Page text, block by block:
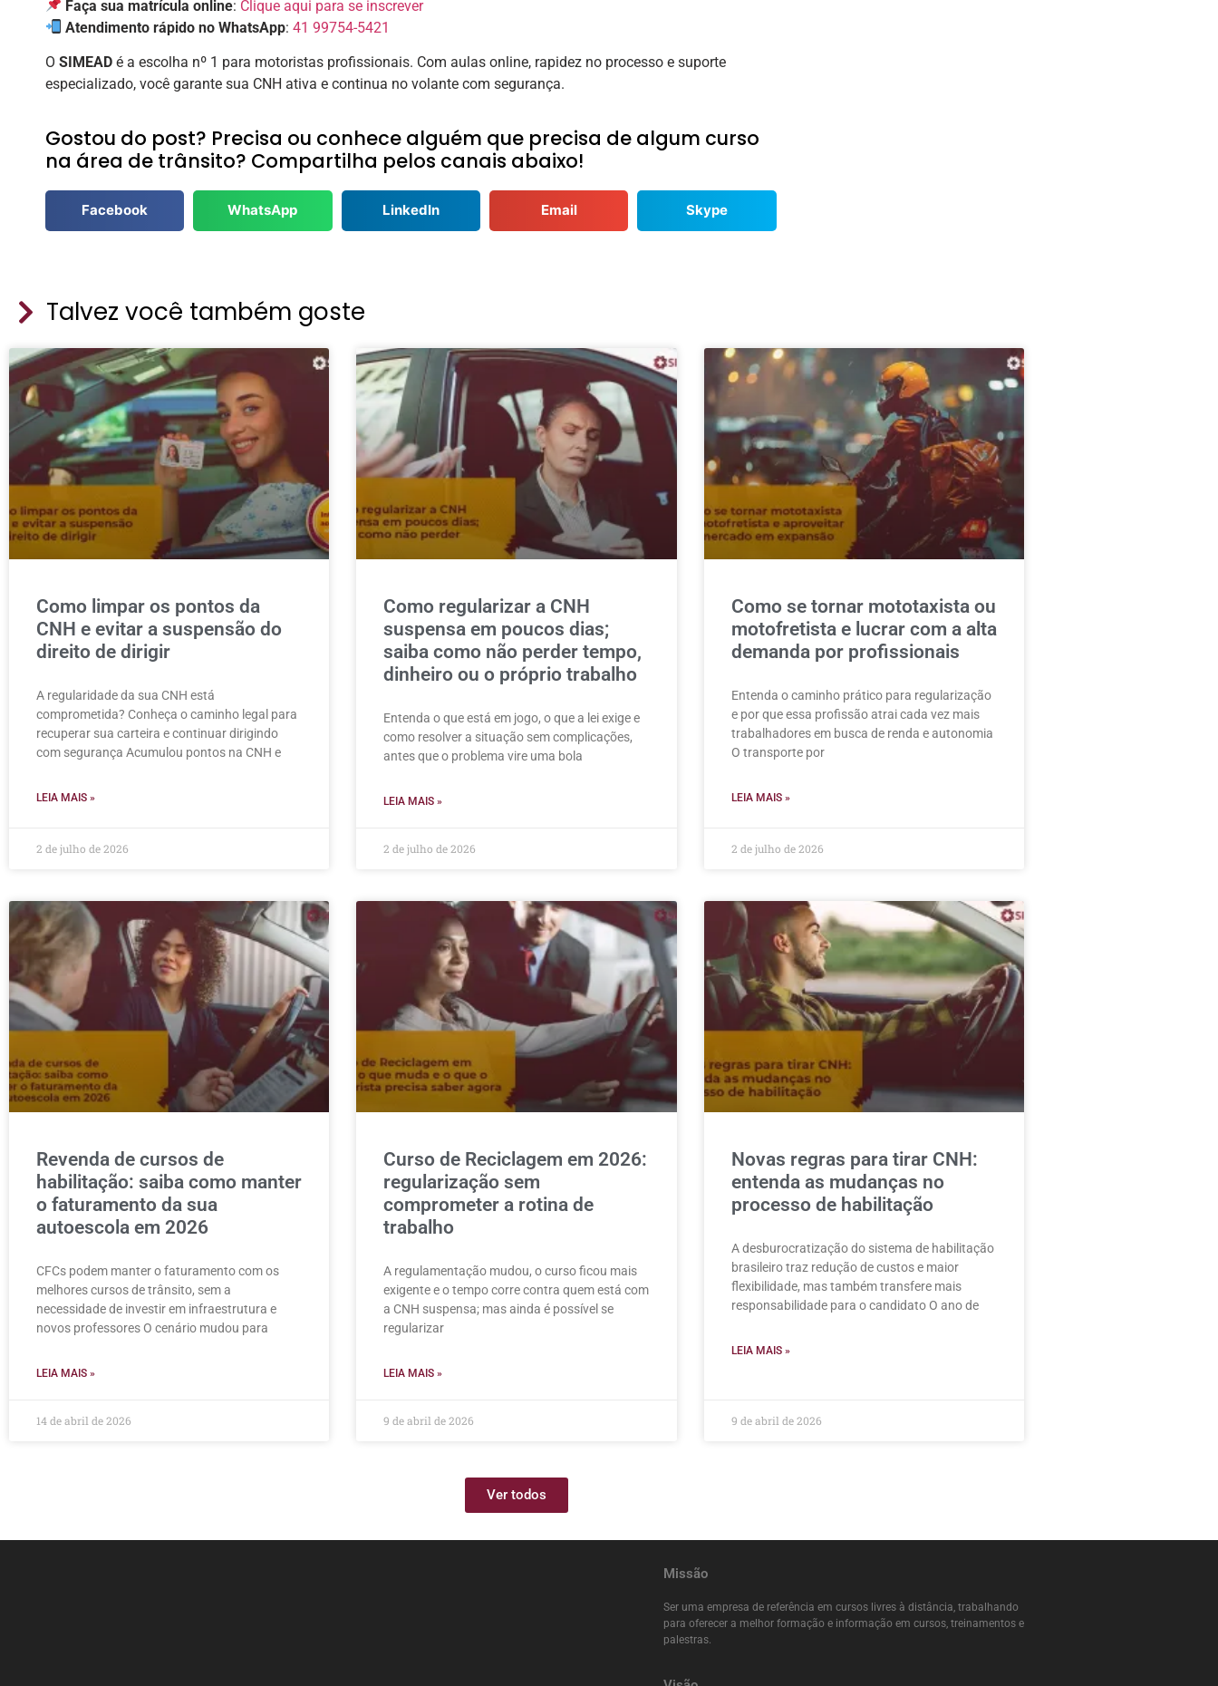
Faça sua matrícula online: Clique aqui para se inscrever
Atendimento rápido no WhatsApp:41 99754-5421
O SIMEAD é a escolha nº 1 para motoristas profissionais. Com aulas online, rapidez no processo e suporte
especializado, você garante sua CNH ativa e continua no volante com segurança.
Gostou do post? Precisa ou conhece alguém que precisa de algum curso
na área de trânsito? Compartilha pelos canais abaixo!
Facebook WhatsApp LinkedIn Email Skype
Talvez você também goste
Como limpar os pontos da
CNH e evitar a suspensão do
direito de dirigir
A regularidade da sua CNH está
comprometida? Conheça o caminho legal para
recuperar sua carteira e continuar dirigindo
com segurança Acumulou pontos na CNH e
LEIA MAIS »
2 de julho de 2026
Como regularizar a CNH
suspensa em poucos dias;
saiba como não perder tempo,
dinheiro ou o próprio trabalho
Entenda o que está em jogo, o que a lei exige e
como resolver a situação sem complicações,
antes que o problema vire uma bola
LEIA MAIS »
2 de julho de 2026
Como se tornar mototaxista ou
motofretista e lucrar com a alta
demanda por profissionais
Entenda o caminho prático para regularização
e por que essa profissão atrai cada vez mais
trabalhadores em busca de renda e autonomia
O transporte por
LEIA MAIS »
2 de julho de 2026
Revenda de cursos de
habilitação: saiba como manter
o faturamento da sua
autoescola em 2026
CFCs podem manter o faturamento com os
melhores cursos de trânsito, sem a
necessidade de investir em infraestrutura e
novos professores O cenário mudou para
LEIA MAIS »
14 de abril de 2026
Curso de Reciclagem em 2026:
regularização sem
comprometer a rotina de
trabalho
A regulamentação mudou, o curso ficou mais
exigente e o tempo corre contra quem está com
a CNH suspensa; mas ainda é possível se
regularizar
LEIA MAIS »
9 de abril de 2026
Novas regras para tirar CNH:
entenda as mudanças no
processo de habilitação
A desburocratização do sistema de habilitação
brasileiro traz redução de custos e maior
flexibilidade, mas também transfere mais
responsabilidade para o candidato O ano de
LEIA MAIS »
9 de abril de 2026
Ver todos
Missão
Ser uma empresa de referência em cursos livres à distância, trabalhando
para oferecer a melhor formação e informação em cursos, treinamentos e
palestras.